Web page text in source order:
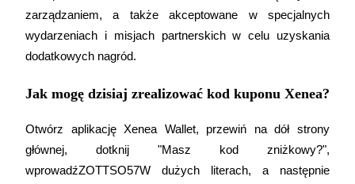
Polecaj
zarządzaniem, a także akceptowane w specjalnych
wydarzeniach i misjach partnerskich w celu uzyskania
dodatkowych nagród.
Jak mogę dzisiaj zrealizować kod kuponu Xenea?
Otwórz aplikację Xenea Wallet, przewiń na dół strony
głównej, dotknij "Masz kod zniżkowy?",
wprowadźZOTTSO57W dużych literach, a następnie